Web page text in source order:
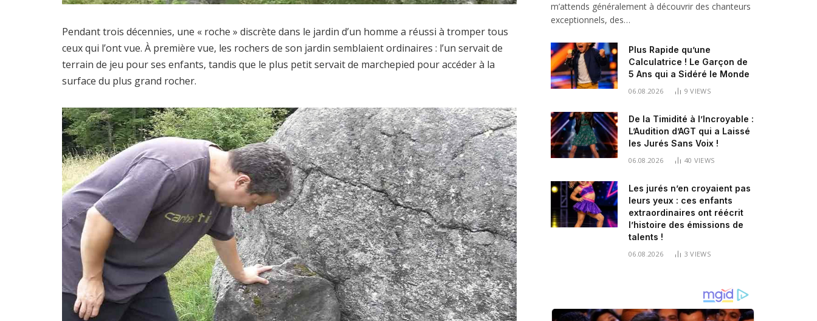
Pendant trois décennies, une « roche » discrète dans le jardin d’un homme a réussi à tromper tous
ceux qui l’ont vue. À première vue, les rochers de son jardin semblaient ordinaires : l’un servait de
terrain de jeu pour ses enfants, tandis que le plus petit servait de marchepied pour accéder à la
surface du plus grand rocher.
m’attends généralement à découvrir des chanteurs
exceptionnels, des…
Plus Rapide qu’une
Calculatrice ! Le Garçon de
5 Ans qui a Sidéré le Monde
06.08.2026 9VIEWS
De la Timidité à l’Incroyable :
L’Audition d’AGT qui a Laissé
les Jurés Sans Voix !
06.08.2026 40 VIEWS
Les jurés n’en croyaient pas
leurs yeux : ces enfants
extraordinaires ont réécrit
l’histoire des émissions de
talents !
06.08.2026 3VIEWS